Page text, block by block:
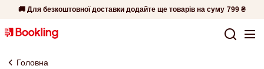
🚚 Для безкоштовної доставки додайте ще товарів на суму 799 ₴
Головна